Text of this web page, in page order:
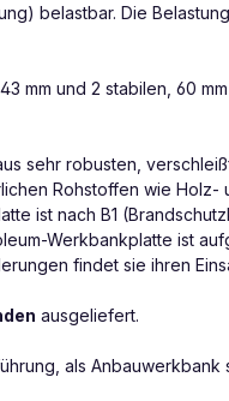
belastbar. Die
mm und 2 stabilen, 60
sehr robusten,
Rohstoffen wie
ist nach B1
Werkbankplatte ist
findet sie ihren
ausgeliefert.
als